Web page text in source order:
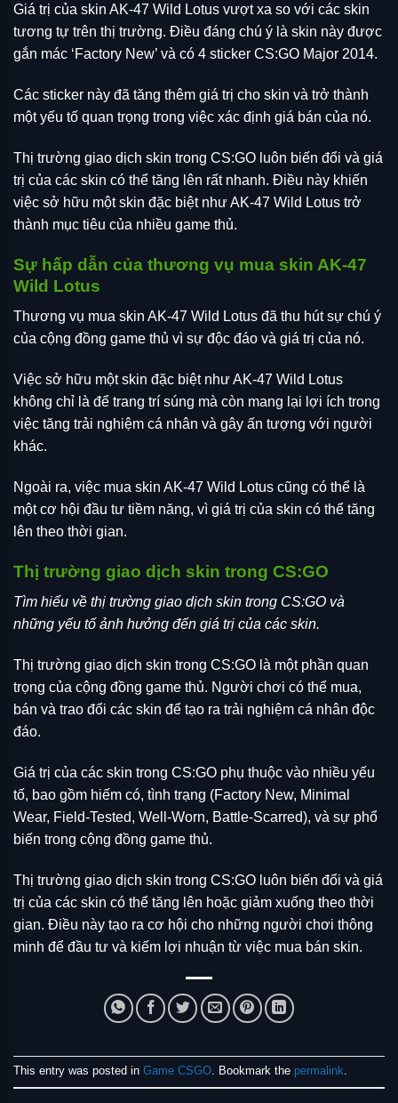
Giá trị của skin AK-47 Wild Lotus vượt xa so với các skin
tương tự trên thị trường. Điều đáng chú ý là skin này được
gắn mác ‘Factory New’ và có 4 sticker CS:GO Major 2014.
Các sticker này đã tăng thêm giá trị cho skin và trở thành
một yếu tố quan trọng trong việc xác định giá bán của nó.
Thị trường giao dịch skin trong CS:GO luôn biến đổi và giá
trị của các skin có thể tăng lên rất nhanh. Điều này khiến
việc sở hữu một skin đặc biệt như AK-47 Wild Lotus trở
thành mục tiêu của nhiều game thủ.
Sự hấp dẫn của thương vụ mua skin AK-47
Wild Lotus
Thương vụ mua skin AK-47 Wild Lotus đã thu hút sự chú ý
của cộng đồng game thủ vì sự độc đáo và giá trị của nó.
Việc sở hữu một skin đặc biệt như AK-47 Wild Lotus
không chỉ là để trang trí súng mà còn mang lại lợi ích trong
việc tăng trải nghiệm cá nhân và gây ấn tượng với người
khác.
Ngoài ra, việc mua skin AK-47 Wild Lotus cũng có thể là
một cơ hội đầu tư tiềm năng, vì giá trị của skin có thể tăng
lên theo thời gian.
Thị trường giao dịch skin trong CS:GO
Tìm hiểu về thị trường giao dịch skin trong CS:GO và
những yếu tố ảnh hưởng đến giá trị của các skin.
Thị trường giao dịch skin trong CS:GO là một phần quan
trọng của cộng đồng game thủ. Người chơi có thể mua,
bán và trao đổi các skin để tạo ra trải nghiệm cá nhân độc
đáo.
Giá trị của các skin trong CS:GO phụ thuộc vào nhiều yếu
tố, bao gồm hiếm có, tình trạng (Factory New, Minimal
Wear, Field-Tested, Well-Worn, Battle-Scarred), và sự phổ
biến trong cộng đồng game thủ.
Thị trường giao dịch skin trong CS:GO luôn biến đổi và giá
trị của các skin có thể tăng lên hoặc giảm xuống theo thời
gian. Điều này tạo ra cơ hội cho những người chơi thông
minh để đầu tư và kiếm lợi nhuận từ việc mua bán skin.
This entry was posted in Game CSGO. Bookmark the permalink.